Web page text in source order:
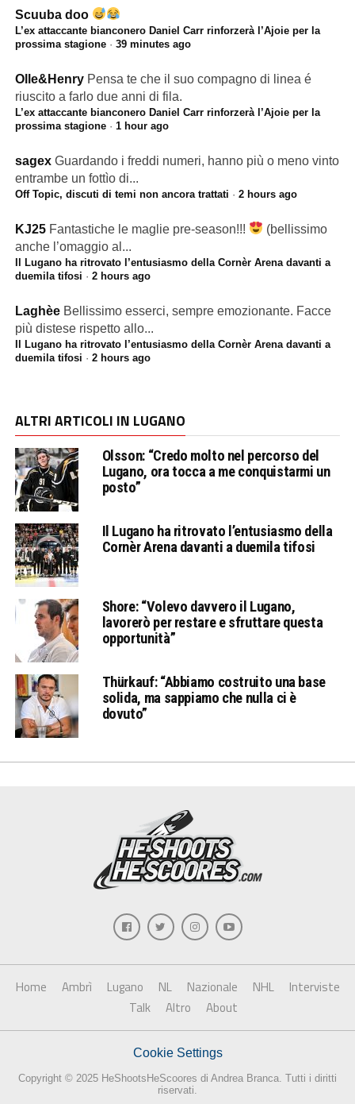
Scuuba doo
L’ex attaccante bianconero Daniel Carr rinforzerà l’Ajoie per la
prossima stagione· 39 minutes ago
Olle&Henry Pensa te che il suo compagno di linea é
riuscito a farlo due anni di fila.
L’ex attaccante bianconero Daniel Carr rinforzerà l’Ajoie per la
prossima stagione· 1 hour ago
sagex Guardando i freddi numeri, hanno più o meno vinto
entrambe un fottìo di...
Off Topic, discuti di temi non ancora trattati · 2 hours ago
KJ25 Fantastiche le maglie pre-season!!!
(bellissimo
anche l’omaggio al...
Il Lugano ha ritrovato l’entusiasmo della Cornèr Arena davanti a
duemila tifosi · 2 hours ago
Laghèe Bellissimo esserci, sempre emozionante. Facce
più distese rispetto allo...
Il Lugano ha ritrovato l’entusiasmo della Cornèr Arena davanti a
duemila tifosi · 2 hours ago
ALTRI ARTICOLI IN LUGANO
Olsson: “Credo molto nel percorso del
Lugano, ora tocca a me conquistarmi un
posto”
Il Lugano ha ritrovato l’entusiasmo della
Cornèr Arena davanti a duemila tifosi
Shore: “Volevo davvero il Lugano,
lavorerò per restare e sfruttare questa
opportunità”
Thürkauf: “Abbiamo costruito una base
solida, ma sappiamo che nulla ci è
dovuto”
Home Ambrì Lugano NL Nazionale NHL
Interviste
Talk
Altro About
Cookie Settings
Copyright © 2025 HeShootsHeScoores di Andrea Branca. Tutti i diritti
riservati.